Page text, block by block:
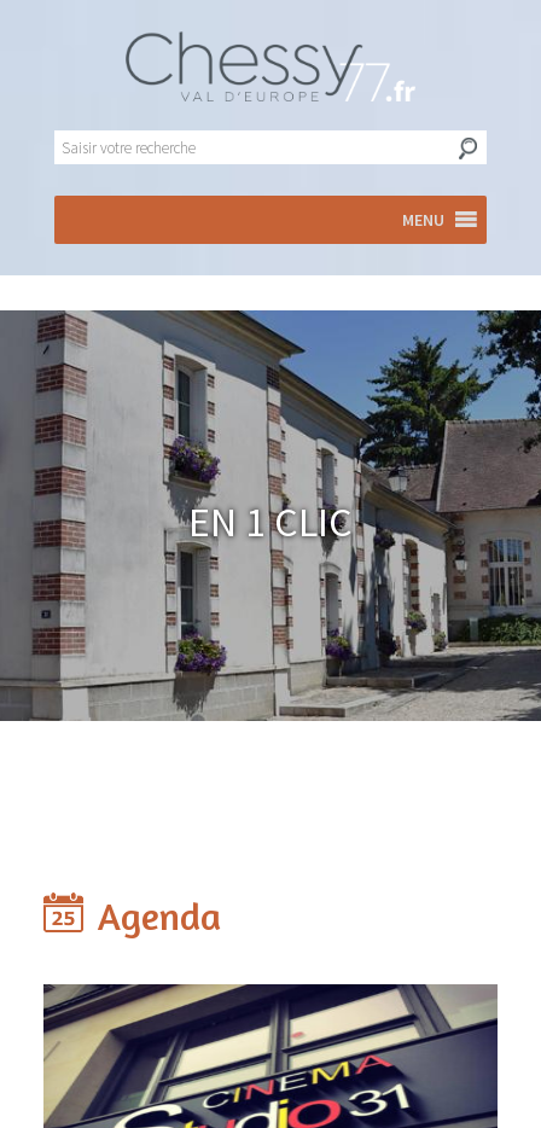
MENU
En 1 clic
Agenda